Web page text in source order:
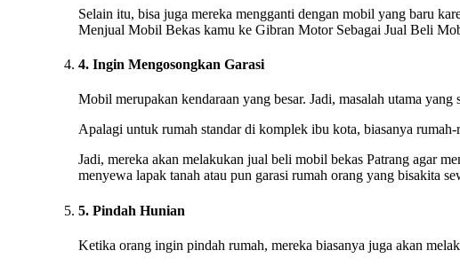
Selain itu, bisa juga mereka mengganti dengan mobil yang baru
Menjual Mobil Bekas kamu ke Gibran Motor Sebagai Jual Beli
4. Ingin Mengosongkan Garasi
Mobil merupakan kendaraan yang besar. Jadi, masalah utama
Apalagi untuk rumah standar di komplek ibu kota, biasanya
Jadi, mereka akan melakukan jual beli mobil bekas Patrang agar
menyewa lapak tanah atau pun garasi rumah orang yang bisakita
5. Pindah Hunian
Ketika orang ingin pindah rumah, mereka biasanya juga akan